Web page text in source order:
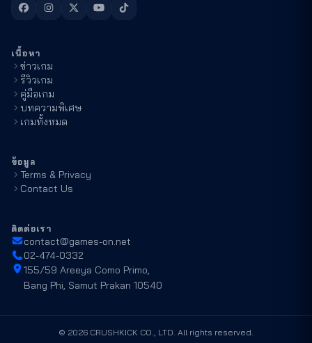
เนื้อหา
ข่าวเกม
รีวิวเกม
คู่มือเกม
บทความพิเศษ
เกมทั้งหมด
ข้อมูล
Terms & Privacy
Contact Us
ติดต่อเรา
contact@games-on.net
02-474-0332
155/59 Areeya Como Primo,
Bang Phi, Samut Prakan 10540
© 2026 CRUSHKICK CO., LTD. All rights reserved.